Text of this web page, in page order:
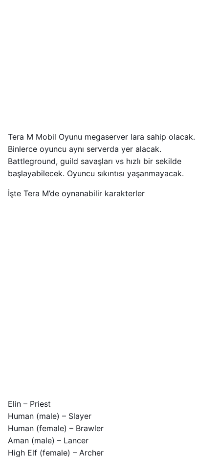
Tera M Mobil Oyunu megaserver lara sahip olacak.
Binlerce oyuncu aynı serverda yer alacak.
Battleground, guild savaşları vs hızlı bir sekilde
başlayabilecek. Oyuncu sıkıntısı yaşanmayacak.
İşte Tera M’de oynanabilir karakterler
Elin – Priest
Human (male) – Slayer
Human (female) – Brawler
Aman (male) – Lancer
High Elf (female) – Archer